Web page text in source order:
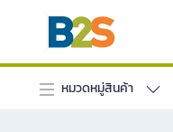
หมวดหมู่สินค้า